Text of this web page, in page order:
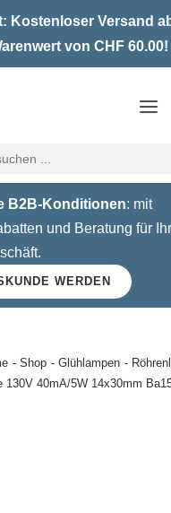
Kostenloser Versand
von CHF 60.00!
B2B-Konditionen: mit
und Beratung für Ihr
WERDEN
Shop Glühlampen
130V 40mA/5W 14x30mm